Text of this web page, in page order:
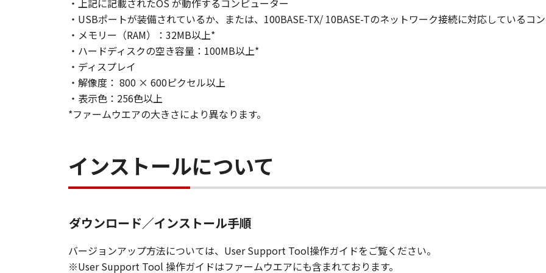
・上記に記載されたOS が動作するコンピューター
・USBポートが装備されているか、または、100BASE-TX/ 10BASE-Tのネットワーク接続に対応しているコ
・メモリー（RAM）：32MB以上*
・ハードディスクの空き容量：100MB以上*
・ディスプレイ
・解像度： 800 × 600ピクセル以上
・表示色：256色以上
*ファームウエアの大きさにより異なります。
インストールについて
ダウンロード／インストール手順
バージョンアップ方法については、User Support Tool操作ガイドをご覧ください。
※User Support Tool 操作ガイドはファームウエアにも含まれております。